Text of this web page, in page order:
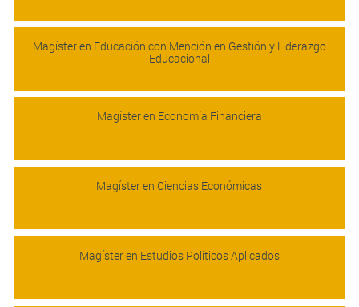
Magíster en Educación con Mención en Gestión y Liderazgo
Educacional
Magíster en Economía Financiera
Magíster en Ciencias Económicas
Magíster en Estudios Políticos Aplicados